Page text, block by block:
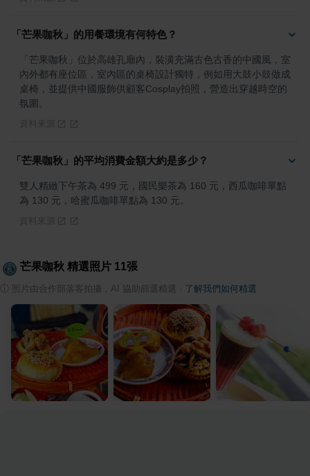
「芒果咖秋」的用餐環境有何特色？
「芒果咖秋」位於高雄孔廟內，裝潢充滿古色古香的中國風，室
內外都有座位區，室內區的桌椅設計獨特，例如用大鼓小鼓做成
桌椅，並提供中國服飾供顧客Cosplay拍照，營造出穿越時空的
氛圍。
「芒果咖秋」的平均消費金額大約是多少？
雙人精緻下午茶為 499 元，國民樂茶為 160 元，西瓜咖啡單點
為 130 元，哈蜜瓜咖啡單點為 130 元。
芒果咖秋 精選照片 11張
照片由合作部落客拍攝，AI 協助篩選精選 了解我們如何精選